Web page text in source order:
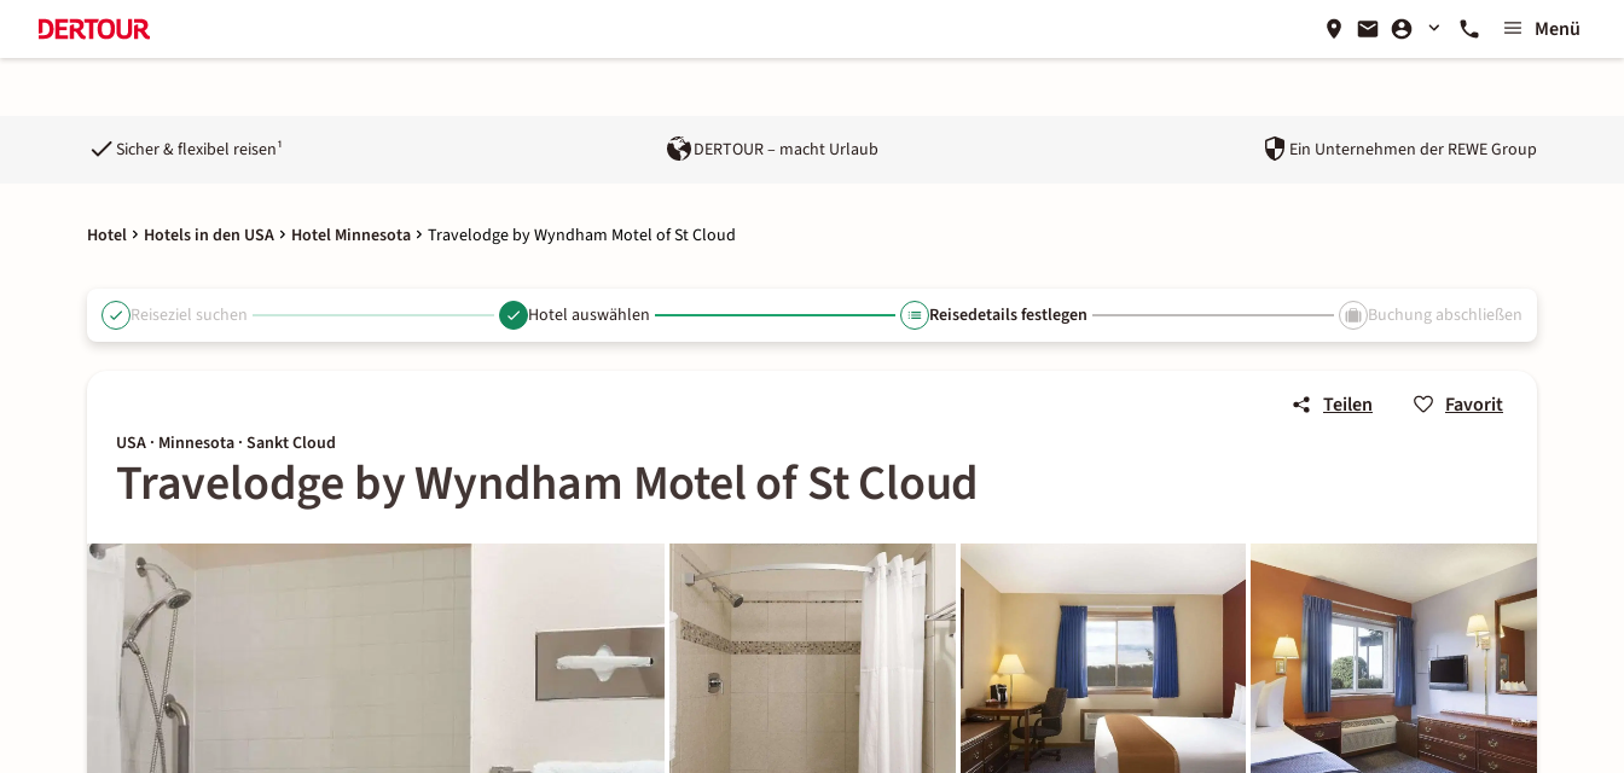
Menü
Sicher & flexibel reisen¹ DERTOUR – macht Urlaub Ein Unternehmen der REWE Group
Hotel Hotels in den USA Hotel Minnesota Travelodge by Wyndham Motel of St Cloud
Reiseziel suchen Hotel auswählen Reisedetails festlegen Buchung abschließen
Teilen Favorit
USA · Minnesota · Sankt Cloud
Travelodge by Wyndham Motel of St Cloud